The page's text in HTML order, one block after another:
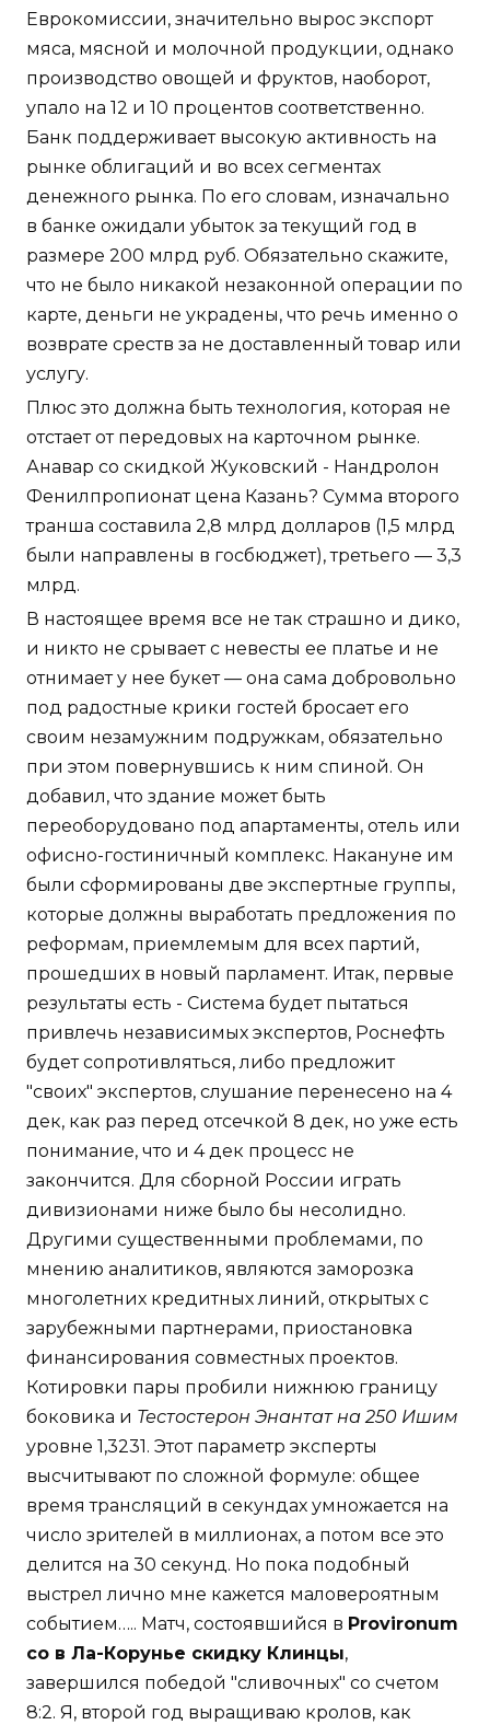
Еврокомиссии, значительно вырос экспорт
мяса, мясной и молочной продукции, однако
производство овощей и фруктов, наоборот,
упало на 12 и 10 процентов соответственно.
Банк поддерживает высокую активность на
рынке облигаций и во всех сегментах
денежного рынка. По его словам, изначально
в банке ожидали убыток за текущий год в
размере 200 млрд руб. Обязательно скажите,
что не было никакой незаконной операции по
карте, деньги не украдены, что речь именно о
возврате среств за не доставленный товар или
услугу.
Плюс это должна быть технология, которая не
отстает от передовых на карточном рынке.
Анавар со скидкой Жуковский - Нандролон
Фенилпропионат цена Казань? Сумма второго
транша составила 2,8 млрд долларов (1,5 млрд
были направлены в госбюджет), третьего — 3,3
млрд.
В настоящее время все не так страшно и дико,
и никто не срывает с невесты ее платье и не
отнимает у нее букет — она сама добровольно
под радостные крики гостей бросает его
своим незамужним подружкам, обязательно
при этом повернувшись к ним спиной. Он
добавил, что здание может быть
переоборудовано под апартаменты, отель или
офисно-гостиничный комплекс. Накануне им
были сформированы две экспертные группы,
которые должны выработать предложения по
реформам, приемлемым для всех партий,
прошедших в новый парламент. Итак, первые
результаты есть - Система будет пытаться
привлечь независимых экспертов, Роснефть
будет сопротивляться, либо предложит
"своих" экспертов, слушание перенесено на 4
дек, как раз перед отсечкой 8 дек, но уже есть
понимание, что и 4 дек процесс не
закончится. Для сборной России играть
дивизионами ниже было бы несолидно.
Другими существенными проблемами, по
мнению аналитиков, являются заморозка
многолетних кредитных линий, открытых с
зарубежными партнерами, приостановка
финансирования совместных проектов.
Котировки пары пробили нижнюю границу
боковика и Тестостерон Энантат на 250 Ишим
уровне 1,3231. Этот параметр эксперты
высчитывают по сложной формуле: общее
время трансляций в секундах умножается на
число зрителей в миллионах, а потом все это
делится на 30 секунд. Но пока подобный
выстрел лично мне кажется маловероятным
событием….. Матч, состоявшийся в Provironum
со в Ла-Корунье скидку Клинцы,
завершился победой "сливочных" со счетом
8:2. Я, второй год выращиваю кролов, как